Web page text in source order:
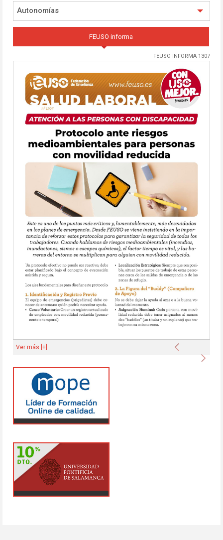
Autonomías
FEUSO informa
FEUSO INFORMA 1307
Anterior
Ver más [+]